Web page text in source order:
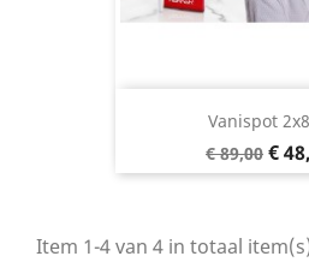
Vanispot
Normale
prijs
€ 89,00 Prijs
€
Item 1-4 van 4 in totaal